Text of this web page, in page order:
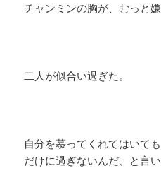
チャンミンの胸が、むっと
二人が似合い過ぎた。
自分を慕ってくれてはいて
だけに過ぎないんだ、と言い